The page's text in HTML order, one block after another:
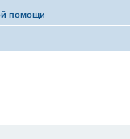
помощи